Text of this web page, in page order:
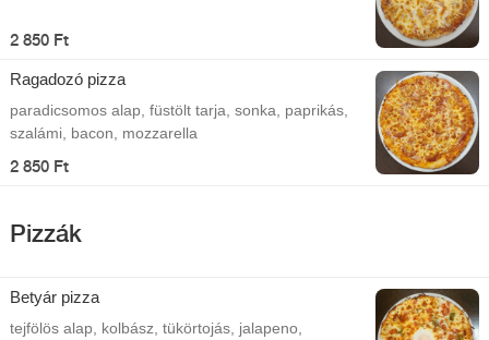
2 850 Ft
Ragadozó pizza
paradicsomos alap, füstölt tarja, sonka, paprikás,
szalámi, bacon, mozzarella
2 850 Ft
Pizzák
Betyár pizza
tejfölös alap, kolbász, tükörtojás, jalapeno,